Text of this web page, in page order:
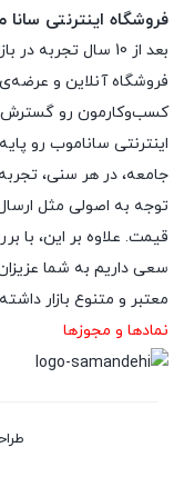
فروشگاه اینترنتی
بعد از 10 سال
فروشگاه آنلاین و
اینترنتی ساناموب رو
جامعه، در هر سنی،
توجه به اصولی مثل
قیمت. علاوه بر این، با
سعی داریم به شما
معتبر و متنوع بازار
نمادها و مجوزها